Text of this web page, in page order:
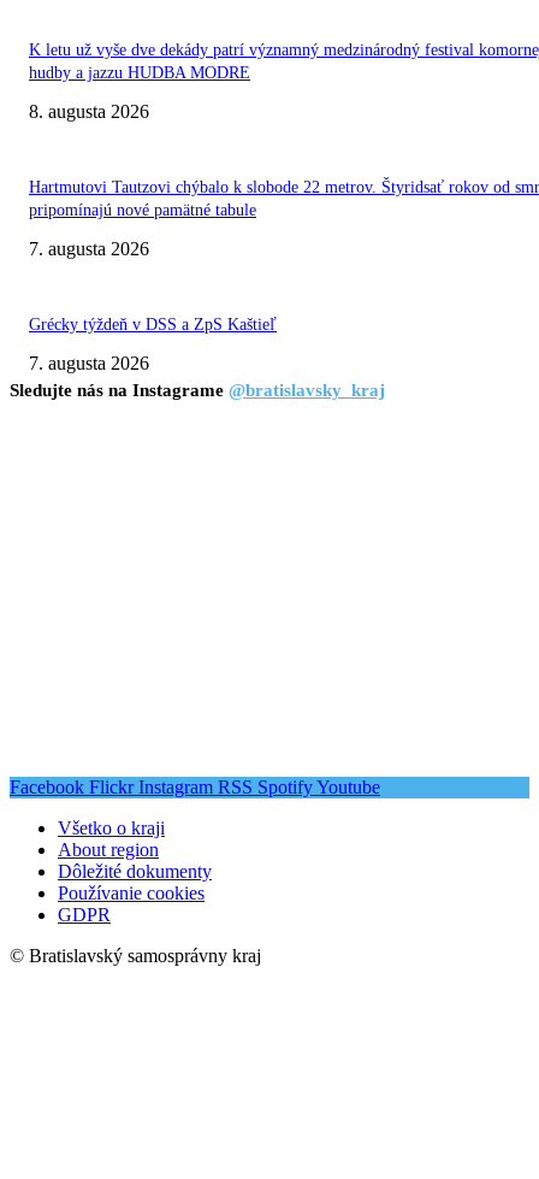
K letu už vyše dve dekády patrí významný medzinárodný festival
hudby a jazzu HUDBA MODRE
8. augusta 2026
Hartmutovi Tautzovi chýbalo k slobode 22 metrov. Štyridsať rokov od
pripomínajú nové pamätné tabule
7. augusta 2026
Grécky týždeň v DSS a ZpS Kaštieľ
7. augusta 2026
Sledujte nás na Instagrame @bratislavsky_kraj
Facebook Flickr Instagram RSS SpotifyYoutube
Všetko o kraji
About region
Dôležité dokumenty
Používanie cookies
GDPR
© Bratislavský samosprávny kraj